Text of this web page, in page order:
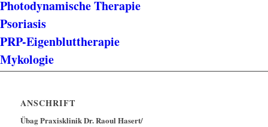
Photodynamische Therapie
Psoriasis
PRP-Eigenbluttherapie
Mykologie
ANSCHRIFT
Übag Praxisklinik Dr. Raoul Hasert/